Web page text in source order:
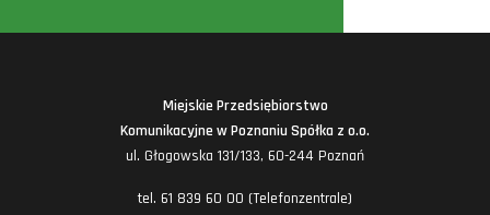
Miejskie Przedsiębiorstwo
Komunikacyjne w Poznaniu Spółka z o.o.
ul. Głogowska 131/133, 60-244 Poznań
tel. 61 839 60 00 (Telefonzentrale)